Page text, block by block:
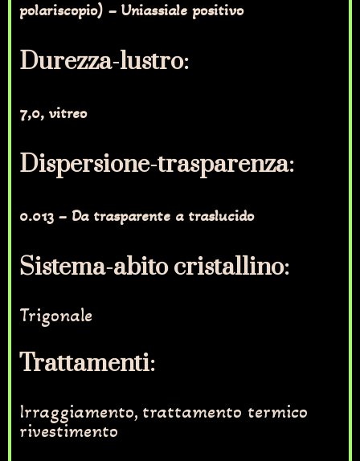
polariscopio) – Uniassiale positivo
Durezza-lustro:
7,0, vitreo
Dispersione-trasparenza:
0.013 – Da trasparente a traslucido
Sistema-abito cristallino:
Trigonale
Trattamenti:
Irraggiamento, trattamento termico
rivestimento